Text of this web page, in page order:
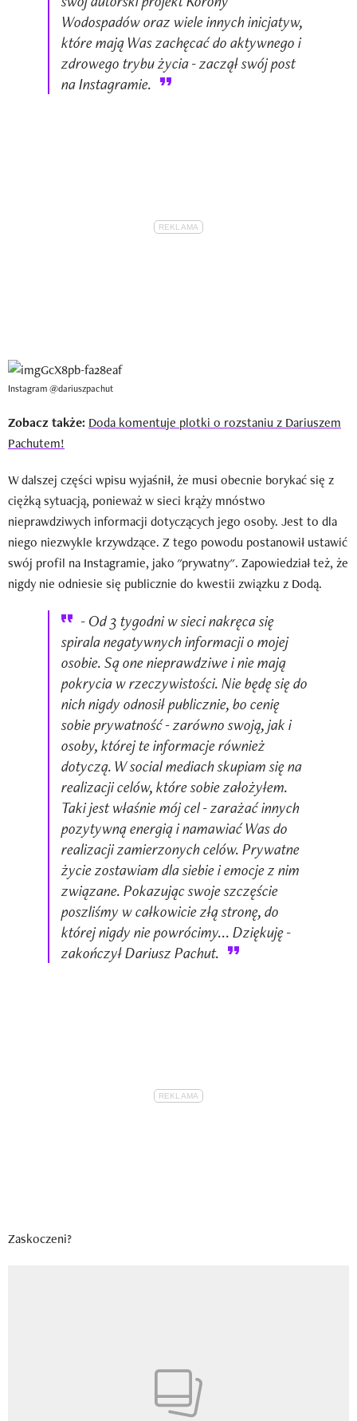
Wodospadów oraz wiele innych inicjatyw,
które mają Was zachęcać do aktywnego i
zdrowego trybu życia - zaczął swój post
na Instagramie.
Instagram @dariuszpachut
Zobacz także: Doda komentuje plotki o rozstaniu z Dariuszem
Pachutem!
W dalszej części wpisu wyjaśnił, że musi obecnie borykać się z
ciężką sytuacją, ponieważ w sieci krąży mnóstwo
nieprawdziwych informacji dotyczących jego osoby. Jest to dla
niego niezwykle krzywdzące. Z tego powodu postanowił ustawić
swój profil na Instagramie, jako "prywatny". Zapowiedział też, że
nigdy nie odniesie się publicznie do kwestii związku z Dodą.
- Od 3 tygodni w sieci nakręca się
spirala negatywnych informacji o mojej
osobie. Są one nieprawdziwe i nie mają
pokrycia w rzeczywistości. Nie będę się do
nich nigdy odnosił publicznie, bo cenię
sobie prywatność - zarówno swoją, jak i
osoby, której te informacje również
dotyczą. W social mediach skupiam się na
realizacji celów, które sobie założyłem.
Taki jest właśnie mój cel - zarażać innych
pozytywną energią i namawiać Was do
realizacji zamierzonych celów. Prywatne
życie zostawiam dla siebie i emocje z nim
związane. Pokazując swoje szczęście
poszliśmy w całkowicie złą stronę, do
której nigdy nie powrócimy... Dziękuję -
zakończył Dariusz Pachut.
Zaskoczeni?